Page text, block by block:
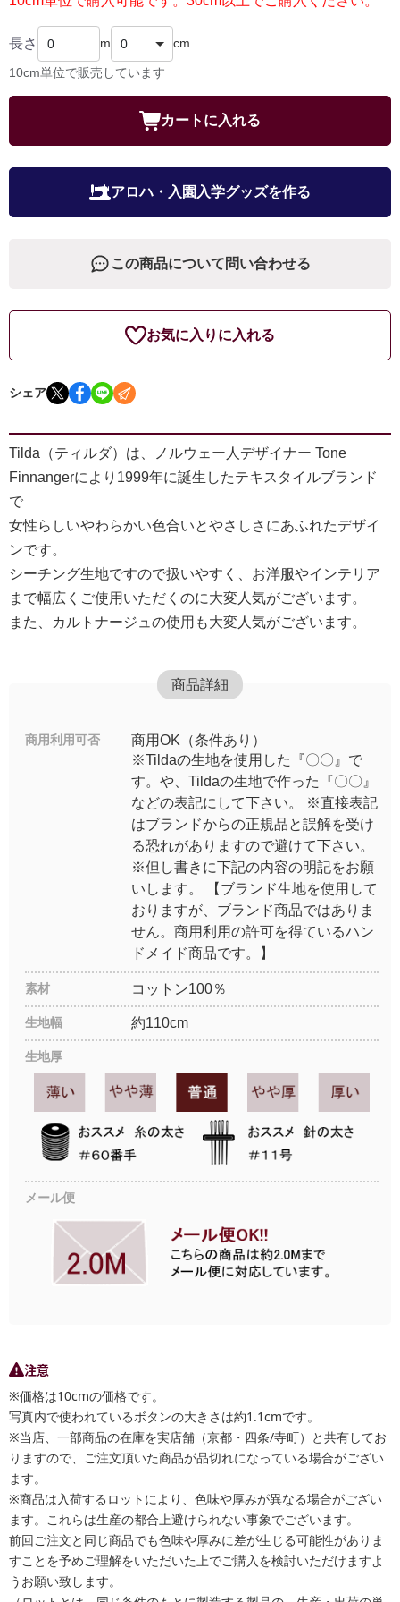
長さ m cm
10cm単位で販売しています
カートに入れる
アロハ・入園入学グッズを作る
この商品について問い合わせる
お気に入りに入れる
シェア
Tilda（ティルダ）は、ノルウェー人デザイナー Tone
Finnangerにより1999年に誕生したテキスタイルブランド
で
女性らしいやわらかい色合いとやさしさにあふれたデザイ
ンです。
シーチング生地ですので扱いやすく、お洋服やインテリア
まで幅広くご使用いただくのに大変人気がございます。
また、カルトナージュの使用も大変人気がございます。
商品詳細
商用利用可否
商用OK（条件あり）
※Tildaの生地を使用した『〇〇』で
す。や、Tildaの生地で作った『〇〇』
などの表記にして下さい。 ※直接表記
はブランドからの正規品と誤解を受け
る恐れがありますので避けて下さい。
※但し書きに下記の内容の明記をお願
いします。 【ブランド生地を使用して
おりますが、ブランド商品ではありま
せん。商用利用の許可を得ているハン
ドメイド商品です。】
素材 コットン100％
生地幅 約110cm
生地厚
メール便
注意
※価格は10cmの価格です。
写真内で使われているボタンの大きさは約1.1cmです。
※当店、一部商品の在庫を実店舗（京都・四条/寺町）と共有してお
りますので、ご注文頂いた商品が品切れになっている場合がござい
ます。
※商品は入荷するロットにより、色味や厚みが異なる場合がござい
ます。これらは生産の都合上避けられない事象でございます。
前回ご注文と同じ商品でも色味や厚みに差が生じる可能性がありま
すことを予めご理解をいただいた上でご購入を検討いただけますよ
うお願い致します。